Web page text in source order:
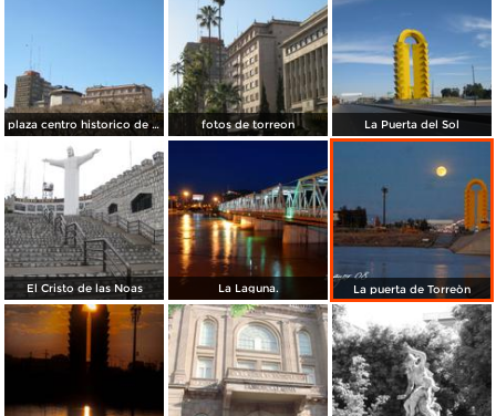
plaza centro historico de torreon fotos de torreon La Puerta del Sol
El Cristo de las Noas La Laguna. La puerta de Torreòn